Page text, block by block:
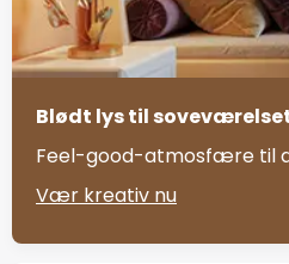
Blødt lys til
Feel-good-atmosfære til
Vær kreativ nu